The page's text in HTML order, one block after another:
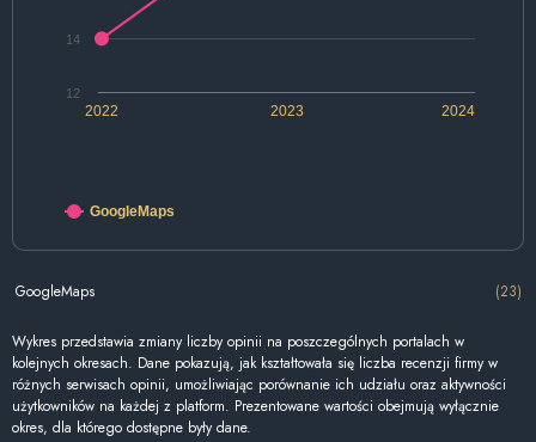
2022 2023 2024
12
14
GoogleMaps
GoogleMaps (23)
Wykres przedstawia zmiany liczby opinii na poszczególnych portalach w
kolejnych okresach. Dane pokazują, jak kształtowała się liczba recenzji firmy w
różnych serwisach opinii, umożliwiając porównanie ich udziału oraz aktywności
użytkowników na każdej z platform. Prezentowane wartości obejmują wyłącznie
okres, dla którego dostępne były dane.